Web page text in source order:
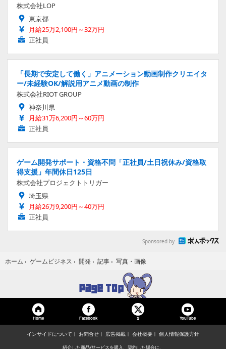
株式会社LOP
東京都
月給25万2,100円～32万円
正社員
「長期で安定して働く」アニメーション動画制作クリエイタ
ー/未経験OK/解説用アニメ動画の制作
株式会社RIOT GROUP
神奈川県
月給31万6,200円～60万円
正社員
ゲーム開発サポート・資格不問「正社員/土日祝休み/資格取
得支援」年間休日125日
株式会社プロジェクトトリガー
埼玉県
月給26万9,200円～40万円
正社員
Sponsored by
ホーム › ゲームビジネス › 開発 › 記事 › 写真・画像
Home Facebook X YouTube
インサイドについて お問合せ 広告掲載 会社概要 個人情報保護方針
紹介した商品/サービスを購入、契約した場合に、